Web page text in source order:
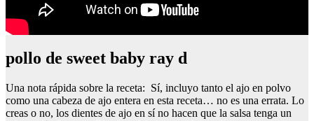
pollo de sweet baby ray d
Una nota rápida sobre la receta: Sí, incluyo tanto el ajo en polvo
como una cabeza de ajo entera en esta receta… no es una errata. Lo
creas o no, los dientes de ajo en sí no hacen que la salsa tenga un